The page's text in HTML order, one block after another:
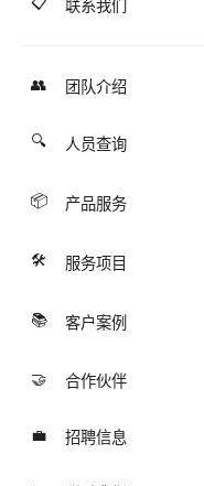
联系我们
👥 团队介绍
🔍 人员查询
📦 产品服务
🛠️ 服务项目
📚 客户案例
🤝 合作伙伴
💼 招聘信息